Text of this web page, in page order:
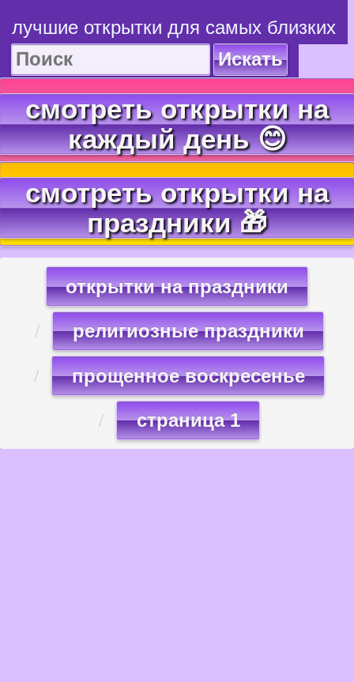
лучшие открытки для самых близких
Искать
смотреть открытки на
каждый день 😊
смотреть открытки на
праздники 🎁
открытки на праздники
религиозные праздники
прощенное воскресенье
страница 1